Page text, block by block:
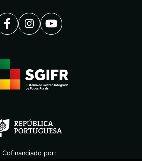
Cofinanciado por: